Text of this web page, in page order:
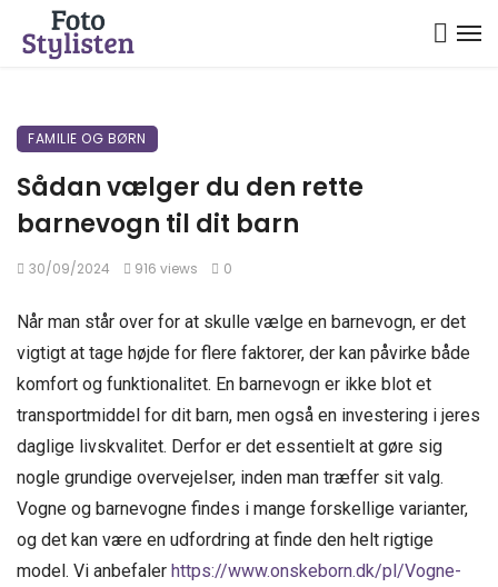
FAMILIE OG BØRN
Sådan vælger du den rette
barnevogn til dit barn
30/09/2024 916 views 0
Når man står over for at skulle vælge en barnevogn, er det
vigtigt at tage højde for flere faktorer, der kan påvirke både
komfort og funktionalitet. En barnevogn er ikke blot et
transportmiddel for dit barn, men også en investering i jeres
daglige livskvalitet. Derfor er det essentielt at gøre sig
nogle grundige overvejelser, inden man træffer sit valg.
Vogne og barnevogne findes i mange forskellige varianter,
og det kan være en udfordring at finde den helt rigtige
model. Vi anbefaler https://www.onskeborn.dk/pl/Vogne-